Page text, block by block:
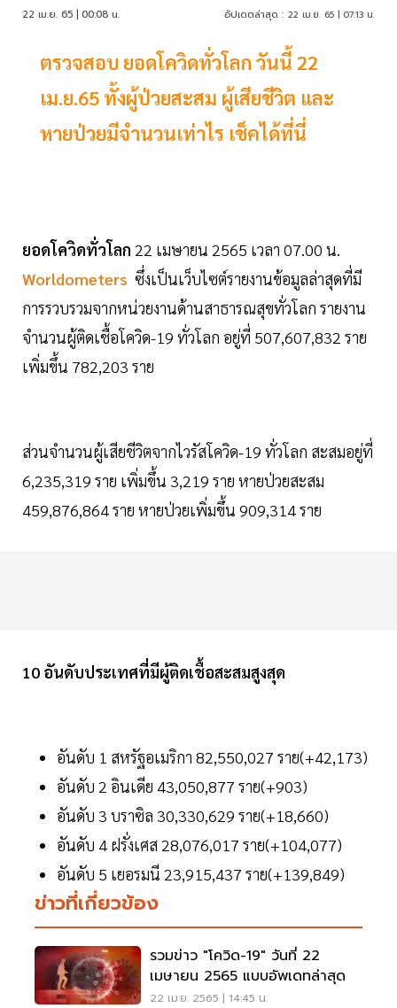
22 เม.ย. 65 | 00:08 น. อัปเดตล่าสุด : 22 เม.ย. 65 | 07:13 น.
ตรวจสอบ ยอดโควิดทั่วโลก วันนี้ 22
เม.ย.65 ทั้งผู้ป่วยสะสม ผู้เสียชีวิต และ
หายป่วยมีจำนวนเท่าไร เช็คได้ที่นี่
ยอดโควิดทั่วโลก 22 เมษายน 2565 เวลา 07.00 น.
Worldometers ซึ่งเป็นเว็บไซต์รายงานข้อมูลล่าสุดที่มี
การรวบรวมจากหน่วยงานด้านสาธารณสุขทั่วโลก รายงาน
จำนวนผู้ติดเชื้อโควิด-19 ทั่วโลก อยู่ที่ 507,607,832 ราย
เพิ่มขึ้น 782,203 ราย
ส่วนจำนวนผู้เสียชีวิตจากไวรัสโควิด-19 ทั่วโลก สะสมอยู่ที่
6,235,319 ราย เพิ่มขึ้น 3,219 ราย หายป่วยสะสม
459,876,864 ราย หายป่วยเพิ่มขึ้น 909,314 ราย
10 อันดับประเทศที่มีผู้ติดเชื้อสะสมสูงสุด
อันดับ 1 สหรัฐอเมริกา 82,550,027 ราย(+42,173)
อันดับ 2 อินเดีย 43,050,877 ราย(+903)
อันดับ 3 บราซิล 30,330,629 ราย(+18,660)
อันดับ 4 ฝรั่งเศส 28,076,017 ราย(+104,077)
อันดับ 5 เยอรมนี 23,915,437 ราย(+139,849)
ข่าวที่เกี่ยวข้อง
รวมข่าว "โควิด-19" วันที่ 22
เมษายน 2565 แบบอัพเดทล่าสุด
22 เม.ย. 2565 | 14:45 น.